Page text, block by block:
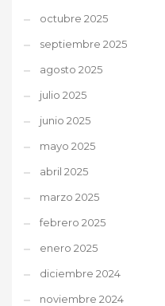
octubre 2025
septiembre 2025
agosto 2025
julio 2025
junio 2025
mayo 2025
abril 2025
marzo 2025
febrero 2025
enero 2025
diciembre 2024
noviembre 2024